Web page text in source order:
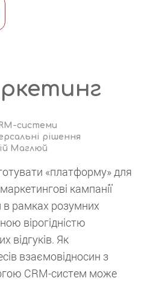
системи
рішення
Маглюй
«платформу» для
кампанії
в рамках розумних
вірогідністю
відгуків. Як
взаємовідносин з
CRM-систем може